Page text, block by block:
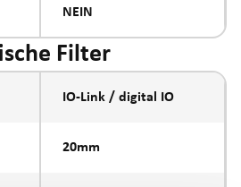
NEIN
Filter
IO-Link / digital IO
20mm